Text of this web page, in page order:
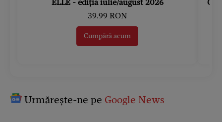
ELLE - ediția iulie/august 2026
39.99 RON
Cumpără acum
Urmărește-ne pe Google News